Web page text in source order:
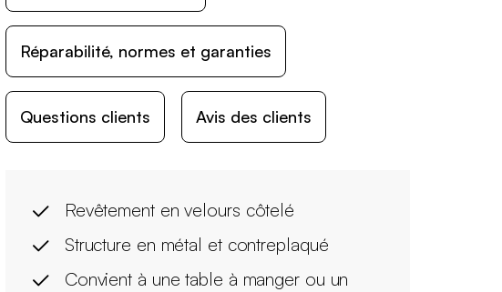
Réparabilité, normes et garanties
Questions clients Avis des clients
Revêtement en velours côtelé
Structure en métal et contreplaqué
Convient à une table à manger ou un